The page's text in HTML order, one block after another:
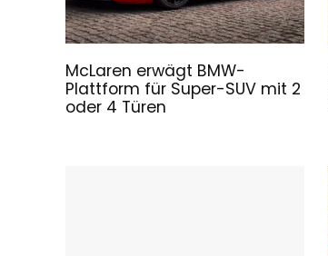
McLaren erwägt BMW-
Plattform für Super-SUV mit 2
oder 4 Türen